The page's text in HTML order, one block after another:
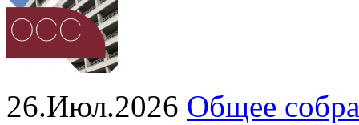
26.Июл.2026 Общее